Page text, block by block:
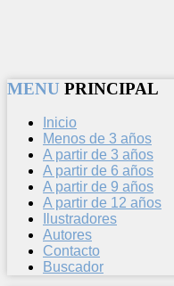
MENU PRINCIPAL
Inicio
Menos de 3 años
A partir de 3 años
A partir de 6 años
A partir de 9 años
A partir de 12 años
Ilustradores
Autores
Contacto
Buscador